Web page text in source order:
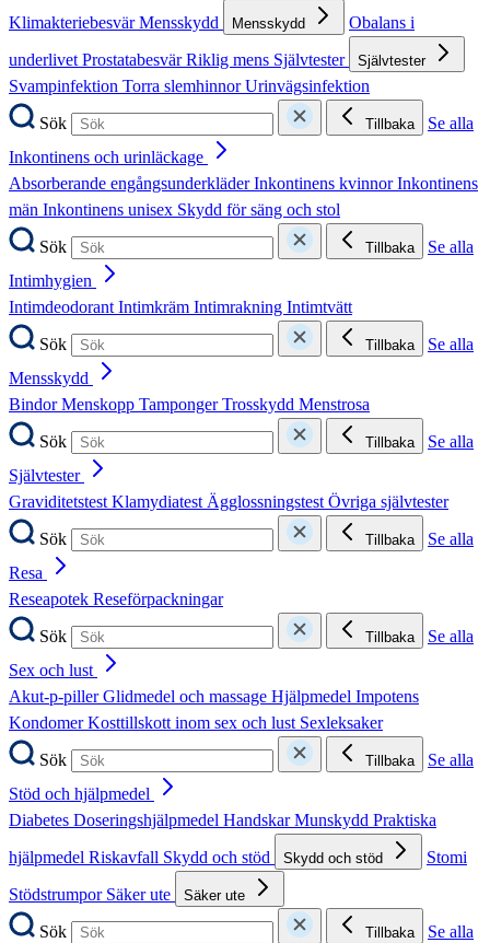
KlimakteriebesvärMensskydd Mensskydd
Obalans i
underlivetProstatabesvärRiklig mens Självtester Självtester
Svampinfektion Torra slemhinnorUrinvägsinfektion
Sök
Tillbaka
Se alla
Inkontinens och urinläckage
Absorberande engångsunderkläderInkontinens kvinnorInkontinens
män Inkontinens unisex Skydd för säng och stol
Sök
Tillbaka
Se alla
Intimhygien
IntimdeodorantIntimkräm Intimrakning Intimtvätt
Sök
Tillbaka
Se alla
Mensskydd
BindorMenskopp TampongerTrosskydd Menstrosa
Sök
Tillbaka
Se alla
Självtester
GraviditetstestKlamydiatestÄgglossningstestÖvriga självtester
Sök
Tillbaka
Se alla
Resa
Reseapotek Reseförpackningar
Sök
Tillbaka
Se alla
Sex och lust
Akut-p-pillerGlidmedel och massage Hjälpmedel Impotens
KondomerKosttillskott inom sex och lust Sexleksaker
Sök
Tillbaka
Se alla
Stöd och hjälpmedel
Diabetes Doseringshjälpmedel HandskarMunskydd Praktiska
hjälpmedel Riskavfall Skydd och stöd Skydd och stöd
Stomi
Stödstrumpor Säker ute Säker ute
Sök Tillbaka
Se alla